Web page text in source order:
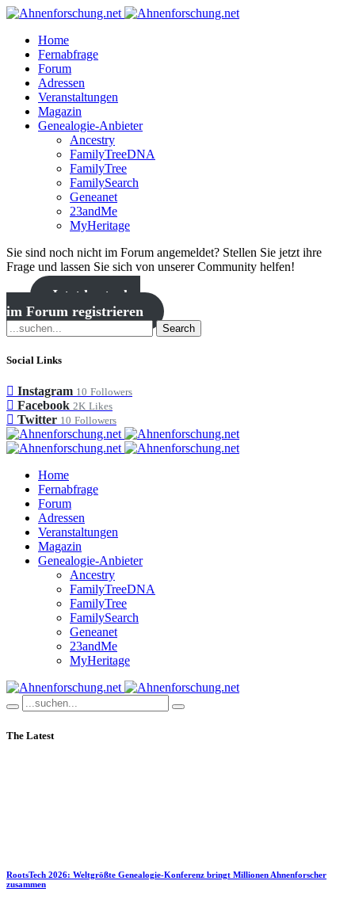
Home
Fernabfrage
Forum
Adressen
Veranstaltungen
Magazin
Genealogie-Anbieter
Ancestry
FamilyTreeDNA
FamilyTree
FamilySearch
Geneanet
23andMe
MyHeritage
Sie sind noch nicht im Forum angemeldet? Stellen Sie jetzt ihre
Frage und lassen Sie sich von unserer Community helfen!
Jetzt kostenlos
im Forum registrieren
Search
Social Links
Instagram 10 Followers
Facebook 2K Likes
Twitter 10 Followers
Home
Fernabfrage
Forum
Adressen
Veranstaltungen
Magazin
Genealogie-Anbieter
Ancestry
FamilyTreeDNA
FamilyTree
FamilySearch
Geneanet
23andMe
MyHeritage
The Latest
RootsTech 2026: Weltgrößte Genealogie-Konferenz bringt Millionen Ahnenforscher
zusammen